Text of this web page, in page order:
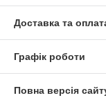
Доставка та
Графік роботи
Повна версія